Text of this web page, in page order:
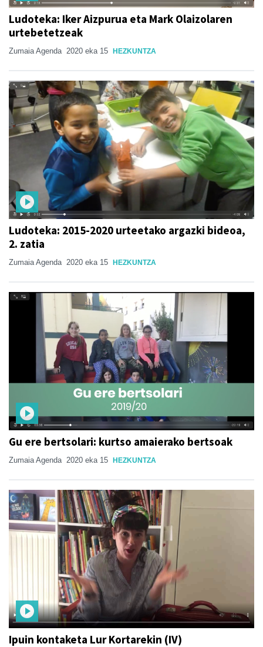
Ludoteka: Iker Aizpurua eta Mark Olaizolaren
urtebetetzeak
Zumaia Agenda 2020 eka 15 HEZKUNTZA
Ludoteka: 2015-2020 urteetako argazki bideoa,
2. zatia
Zumaia Agenda 2020 eka 15 HEZKUNTZA
Gu ere bertsolari: kurtso amaierako bertsoak
Zumaia Agenda 2020 eka 15 HEZKUNTZA
Ipuin kontaketa Lur Kortarekin (IV)